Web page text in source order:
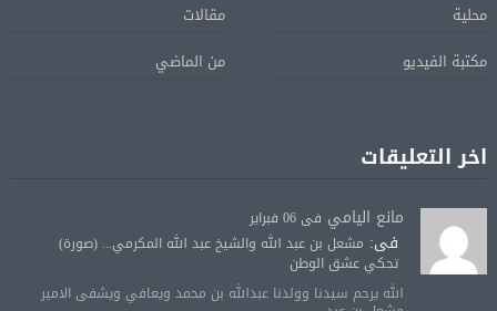
محلية
مقالات
مكتبة الفيديو
من الماضي
اخر التعليقات
مانع اليامي فى 06 فبراير
فى: مشعل بن عبد الله والشيخ عبد الله المكرمي... (صورة)
تحكي عشق الوطن
الله يرحم سيدنا وولدنا عبدالله بن محمد ويعافي ويشفى الامير